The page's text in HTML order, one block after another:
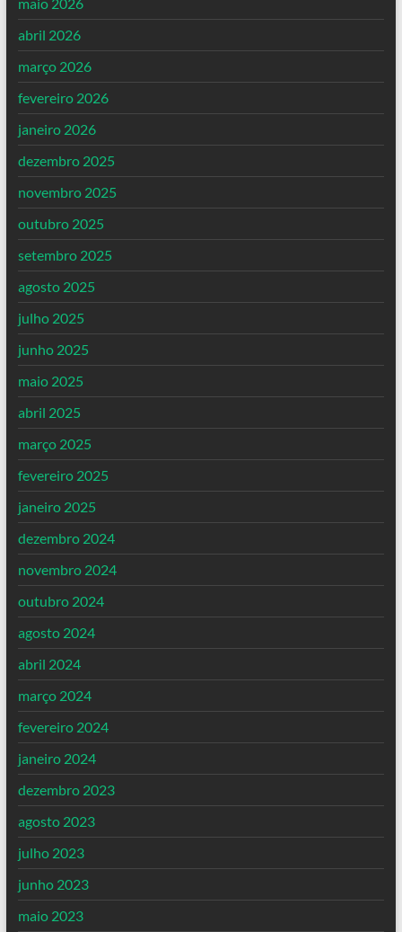
abril 2026
março 2026
fevereiro 2026
janeiro 2026
dezembro 2025
novembro 2025
outubro 2025
setembro 2025
agosto 2025
julho 2025
junho 2025
maio 2025
abril 2025
março 2025
fevereiro 2025
janeiro 2025
dezembro 2024
novembro 2024
outubro 2024
agosto 2024
abril 2024
março 2024
fevereiro 2024
janeiro 2024
dezembro 2023
agosto 2023
julho 2023
junho 2023
maio 2023